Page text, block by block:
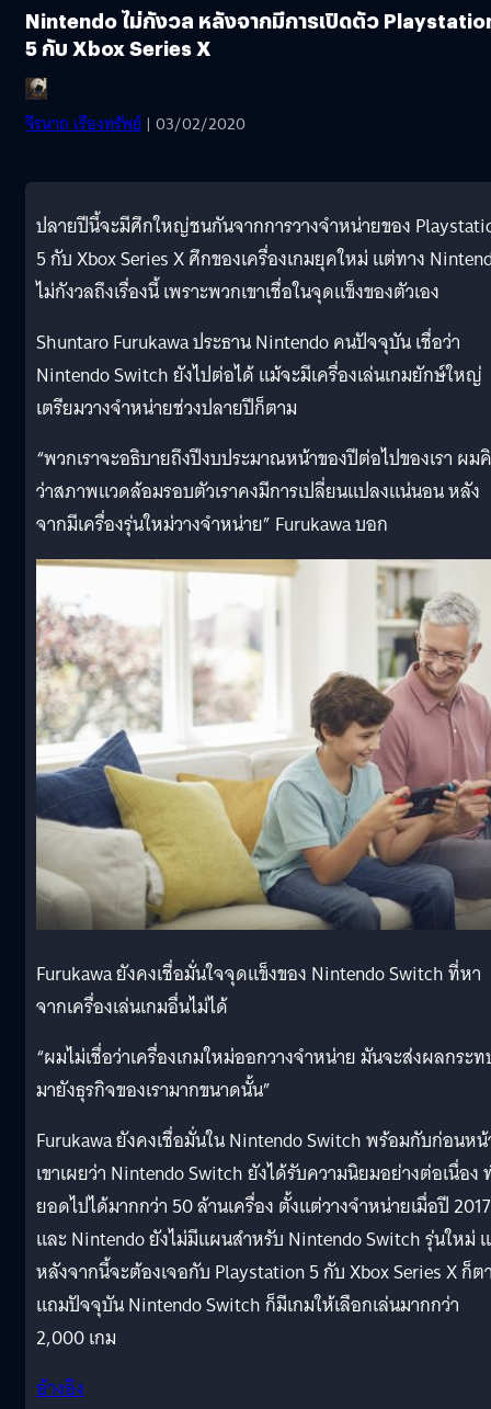
Nintendo ไม่กังวล หลังจากมีการเปิดตัว
5 กับ Xbox Series X
จีรนาถ เรืองทรัพย์ | 03/02/2020
ปลายปีนี้จะมีศึกใหญ่ชนกันจากการวางจำหน่ายของ
5 กับ Xbox Series X ศึกของเครื่องเกมยุคใหม่ แต่ทาง
ไม่กังวลถึงเรื่องนี้ เพราะพวกเขาเชื่อในจุดแข็งของตัวเอง
Shuntaro Furukawa ประธาน Nintendo คนปัจจุบัน เชื่อว่า
Nintendo Switch ยังไปต่อได้ แม้จะมีเครื่องเล่นเกมยักษ์ใหญ่
เตรียมวางจำหน่ายช่วงปลายปีก็ตาม
“พวกเราจะอธิบายถึงปีงบประมาณหน้าของปีต่อไปของเรา ผม
ว่าสภาพแวดล้อมรอบตัวเราคงมีการเปลี่ยนแปลงแน่นอน หลัง
จากมีเครื่องรุ่นใหม่วางจำหน่าย” Furukawa บอก
Furukawa ยังคงเชื่อมั่นใจจุดแข็งของ Nintendo Switch ที่หา
จากเครื่องเล่นเกมอื่นไม่ได้
“ผมไม่เชื่อว่าเครื่องเกมใหม่ออกวางจำหน่าย มันจะส่งผลกระ
มายังธุรกิจของเรามากขนาดนั้น”
Furukawa ยังคงเชื่อมั่นใน Nintendo Switch พร้อมกับก่อนห
เขาเผยว่า Nintendo Switch ยังได้รับความนิยมอย่างต่อเนื่อง
ยอดไปได้มากกว่า 50 ล้านเครื่อง ตั้งแต่วางจำหน่ายเมื่อปี 2017
และ Nintendo ยังไม่มีแผนสำหรับ Nintendo Switch รุ่นใหม่
หลังจากนี้จะต้องเจอกับ Playstation 5 กับ Xbox Series X ก็ต
แถมปัจจุบัน Nintendo Switch ก็มีเกมให้เลือกเล่นมากกว่า
2,000 เกม
อ้างอิง